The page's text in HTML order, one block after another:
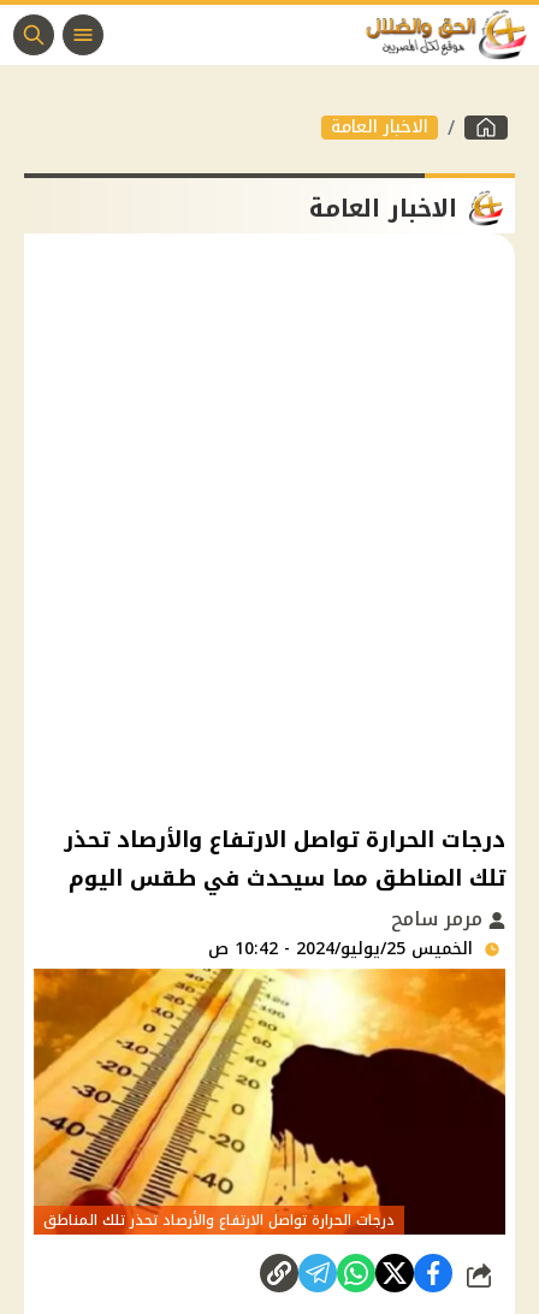
الاخبار العامة
الاخبار العامة
درجات الحرارة تواصل الارتفاع والأرصاد تحذر
تلك المناطق مما سيحدث في طقس اليوم
مرمر سامح
الخميس 25/يوليو/2024 - 10:42 ص
درجات الحرارة تواصل الارتفاع والأرصاد تحذر تلك المناطق
شارك